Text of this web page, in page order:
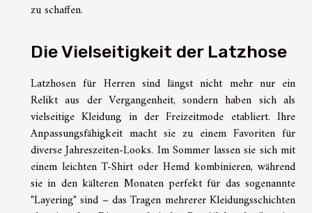
zu schaffen.
Die Vielseitigkeit der Latzhose
Latzhosen für Herren sind längst nicht mehr nur ein
Relikt aus der Vergangenheit, sondern haben sich als
vielseitige Kleidung in der Freizeitmode etabliert. Ihre
Anpassungsfähigkeit macht sie zu einem Favoriten für
diverse Jahreszeiten-Looks. Im Sommer lassen sie sich mit
einem leichten T-Shirt oder Hemd kombinieren, während
sie in den kälteren Monaten perfekt für das sogenannte
"Layering" sind – das Tragen mehrerer Kleidungsschichten